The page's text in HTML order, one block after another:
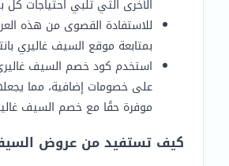
الأخرى التي تلبي احتياجات كل
للاستفادة القصوى من هذه
بمتابعة موقع السيف غاليري
على خصومات إضافية، مما
موفرة حقًا مع خصم السيف
كيف تستفيد من عروض